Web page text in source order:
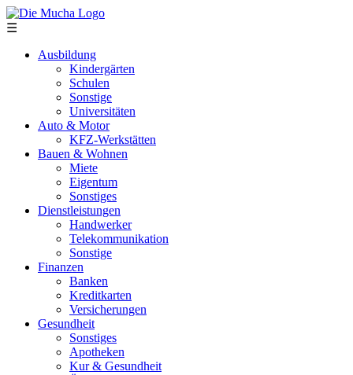
Direkt zum Inhalt
☰
Ausbildung
Kindergärten
Schulen
Sonstige
Universitäten
Auto & Motor
KFZ-Werkstätten
Bauen & Wohnen
Miete
Eigentum
Sonstiges
Dienstleistungen
Handwerker
Telekommunikation
Sonstige
Finanzen
Banken
Kreditkarten
Versicherungen
Gesundheit
Sonstiges
Apotheken
Kur & Gesundheit